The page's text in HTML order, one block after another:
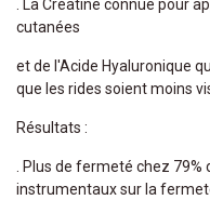
. La Créatine connue pour
cutanées
et de l'Acide Hyaluronique
que les rides soient moins
Résultats :
. Plus de fermeté chez
instrumentaux sur la